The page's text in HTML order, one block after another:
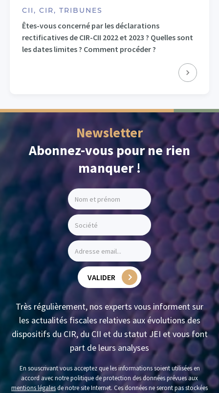
CII, CIR, TRIBUNES
Êtes-vous concerné par les déclarations
rectificatives de CIR-CII 2022 et 2023 ? Quelles sont
les dates limites ? Comment procéder ?
Newsletter
Abonnez-vous pour ne rien
manquer !
VALIDER
Très régulièrement, nos experts vous informent sur
les actualités fiscales relatives aux évolutions des
dispositifs du CIR, du CII et du statut JEI et vous font
part de leurs analyses
En souscrivant vous acceptez que les informations soient utilisées en
accord avec notre politique de protection des données prévues aux
mentions légalesde notre site Internet. Ces données ne seront pas stockées